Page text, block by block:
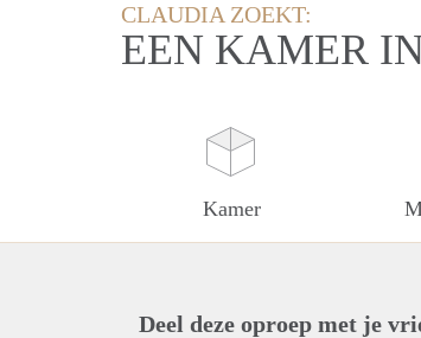
CLAUDIA ZOEKT:
EEN KAMER
Kamer
Deel deze oproep met je